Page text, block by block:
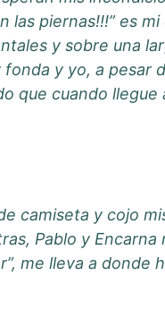
piernas!!!” es
y sobre una
y yo, a pesar
que cuando
camiseta y cojo
Pablo y
me lleva a donde